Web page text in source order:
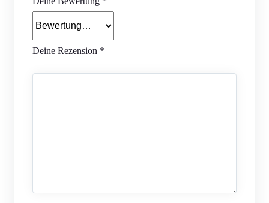
Deine Rezension *